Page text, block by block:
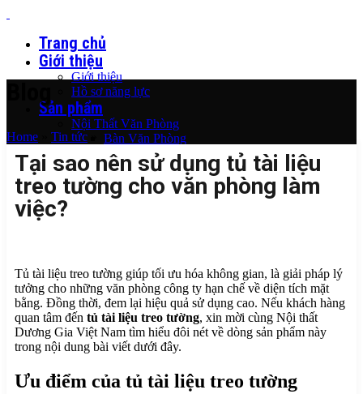
Trang chủ
Giới thiệu
Giới thiệu
Hồ sơ năng lực
Sản phẩm
Nội Thất Văn Phòng
Bàn Văn Phòng
Ghế Văn Phòng
Thiết Kế Văn Phòng
Ghế Phòng Chờ
Tủ Tài Liệu Văn Phòng
Thiết Kế Phòng Giám Đốc
Nội Thất Hội Trường
Bàn Hội Trường
Ghế Hội Trường
Thiết Kế Hội Trường
Vách Tiêu Âm Hội Trường
Nội Thất Phòng Họp
Bàn Phòng Họp
Ghế Phòng Họp
Blog
Home Tin tức
Tại sao nên sử dụng tủ tài liệu
treo tường cho văn phòng làm
việc?
Tủ tài liệu treo tường giúp tối ưu hóa không gian, là giải pháp lý
tưởng cho những văn phòng công ty hạn chế về diện tích mặt
bằng. Đồng thời, đem lại hiệu quả sử dụng cao. Nếu khách hàng
quan tâm đến tủ tài liệu treo tường, xin mời cùng Nội thất
Dương Gia Việt Nam tìm hiểu đôi nét về dòng sản phẩm này
trong nội dung bài viết dưới đây.
Ưu điểm của tủ tài liệu treo tường